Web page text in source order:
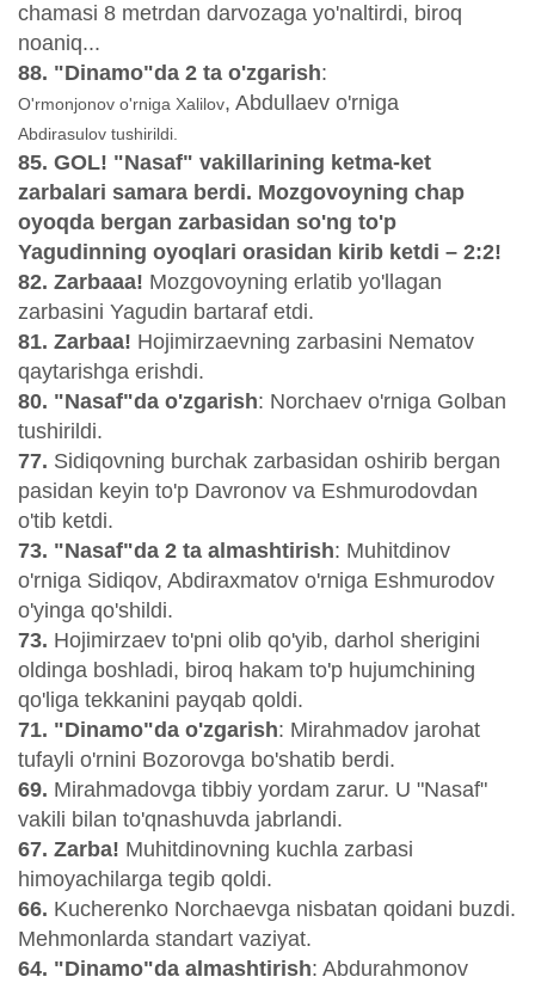
chamasi 8 metrdan darvozaga yo'naltirdi, biroq
noaniq...
88. "Dinamo"da 2 ta o'zgarish:
O'rmonjonov o'rniga Xalilov, Abdullaev o'rniga
Abdirasulov tushirildi.
85. GOL! "Nasaf" vakillarining ketma-ket
zarbalari samara berdi. Mozgovoyning chap
oyoqda bergan zarbasidan so'ng to'p
Yagudinning oyoqlari orasidan kirib ketdi – 2:2!
82. Zarbaaa! Mozgovoyning erlatib yo'llagan
zarbasini Yagudin bartaraf etdi.
81. Zarbaa! Hojimirzaevning zarbasini Nematov
qaytarishga erishdi.
80. "Nasaf"da o'zgarish: Norchaev o'rniga Golban
tushirildi.
77. Sidiqovning burchak zarbasidan oshirib bergan
pasidan keyin to'p Davronov va Eshmurodovdan
o'tib ketdi.
73. "Nasaf"da 2 ta almashtirish: Muhitdinov
o'rniga Sidiqov, Abdiraxmatov o'rniga Eshmurodov
o'yinga qo'shildi.
73. Hojimirzaev to'pni olib qo'yib, darhol sherigini
oldinga boshladi, biroq hakam to'p hujumchining
qo'liga tekkanini payqab qoldi.
71. "Dinamo"da o'zgarish: Mirahmadov jarohat
tufayli o'rnini Bozorovga bo'shatib berdi.
69. Mirahmadovga tibbiy yordam zarur. U "Nasaf"
vakili bilan to'qnashuvda jabrlandi.
67. Zarba! Muhitdinovning kuchla zarbasi
himoyachilarga tegib qoldi.
66. Kucherenko Norchaevga nisbatan qoidani buzdi.
Mehmonlarda standart vaziyat.
64. "Dinamo"da almashtirish: Abdurahmonov